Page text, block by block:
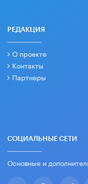
РЕДАКЦИЯ
О проекте
Контакты
Партнеры
СОЦИАЛЬНЫЕ СЕТИ
Основные и